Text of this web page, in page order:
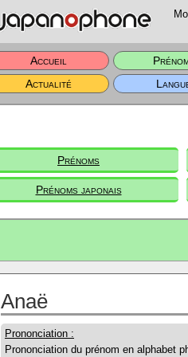
Accueil
Actualité
Prénoms
Prénoms japonais
Anaë
Prononciation :
Prononciation du prénom en alphabet